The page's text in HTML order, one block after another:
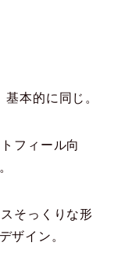
本的に同じ。
フィール向
そっくりな形
ザイン。